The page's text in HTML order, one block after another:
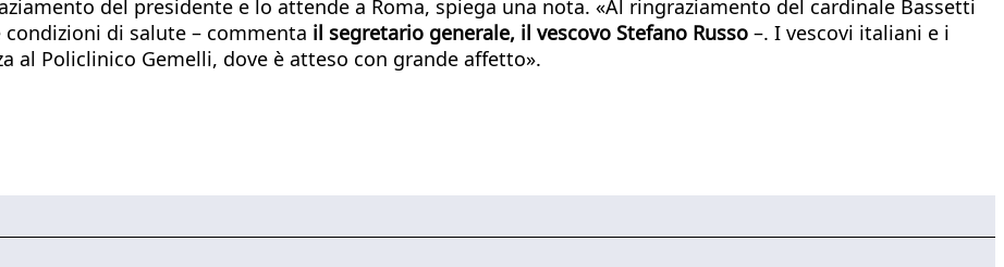
del presidente e lo attende a Roma, spiega una nota. «Al ringraziamento del cardinale Bassetti
di salute – commenta il segretario generale, il vescovo Stefano Russo –. I vescovi italiani e i
al Policlinico Gemelli, dove è atteso con grande affetto».